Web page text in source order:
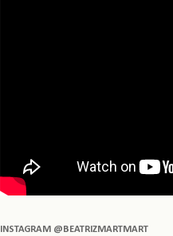
INSTAGRAM @BEATRIZMARTMART